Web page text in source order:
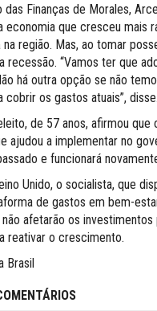
das Finanças de Morales,
economia que cresceu mais
na região. Mas, ao tomar
recessão. “Vamos ter que
há outra opção se não
cobrir os gastos atuais”, disse.
de 57 anos, afirmou que
ajudou a implementar no
e funcionará
Unido, o socialista, que
de gastos em bem-
afetarão os investimentos
reativar o crescimento.
Brasil